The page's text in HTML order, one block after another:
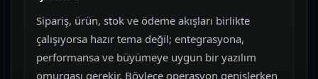
Sipariş, ürün, stok ve ödeme akışları birlikte
çalışıyorsa hazır tema değil; entegrasyona,
performansa ve büyümeye uygun bir yazılım
omurgası gerekir. Böylece operasyon genişlerken